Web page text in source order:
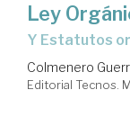
Ley
y Estatutos
Colmenero
Editorial Tecnos.